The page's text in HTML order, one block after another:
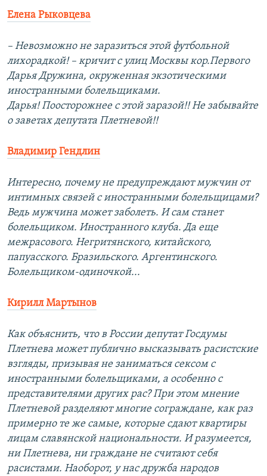
Елена Рыковцева
– Невозможно не заразиться этой футбольной
лихорадкой! – кричит с улиц Москвы кор.Первого
Дарья Дружина, окруженная экзотическими
иностранными болельщиками.
Дарья! Поосторожнее с этой заразой!! Не забывайте
о заветах депутата Плетневой!!
Владимир Гендлин
Интересно, почему не предупреждают мужчин от
интимных связей с иностранными болельщицами?
Ведь мужчина может заболеть. И сам станет
болельщиком. Иностранного клуба. Да еще
межрасового. Негритянского, китайского,
папуасского. Бразильского. Аргентинского.
Болельщиком-одиночкой...
Кирилл Мартынов
Как объяснить, что в России депутат Госдумы
Плетнева может публично высказывать расистские
взгляды, призывая не заниматься сексом с
иностранными болельщиками, а особенно с
представителями других рас? При этом мнение
Плетневой разделяют многие сограждане, как раз
примерно те же самые, которые сдают квартиры
лицам славянской национальности. И разумеется,
ни Плетнева, ни граждане не считают себя
расистами. Наоборот, у нас дружба народов